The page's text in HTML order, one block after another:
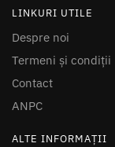
LINKURI UTILE
Despre noi
Termeni și condiții
Contact
ANPC
ALTE INFORMAȚII